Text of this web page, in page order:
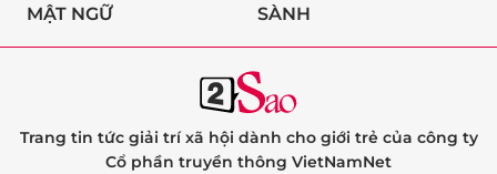
MẬT NGỮ SÀNH
Trang tin tức giải trí xã hội dành cho giới trẻ của công ty
Cổ phần truyền thông VietNamNet